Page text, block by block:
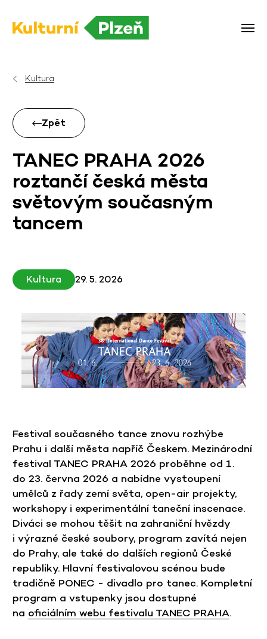
Kultura
Zpět
TANEC PRAHA 2026
roztančí česká města
světovým současným
tancem
Kultura 29. 5. 2026
Festival současného tance znovu rozhýbe
Prahu i další města napříč Českem. Mezinárodní
festival TANEC PRAHA 2026 proběhne od 1.
do 23. června 2026 a nabídne vystoupení
umělců z řady zemí světa, open-air projekty,
workshopy i experimentální taneční inscenace.
Diváci se mohou těšit na zahraniční hvězdy
i výrazné české soubory, program zavítá nejen
do Prahy, ale také do dalších regionů České
republiky. Hlavní festivalovou scénou bude
tradičně PONEC - divadlo pro tanec. Kompletní
program a vstupenky jsou dostupné
na oficiálním webu festivalu TANEC PRAHA.